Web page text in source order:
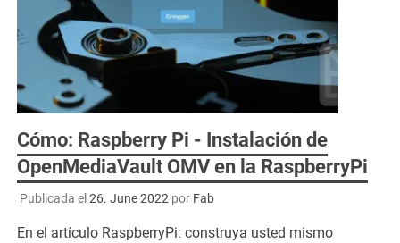
Cómo: Raspberry Pi - Instalación de
OpenMediaVault OMV en la RaspberryPi
Publicada el 26. June 2022por Fab
En el artículo RaspberryPi: construya usted mismo